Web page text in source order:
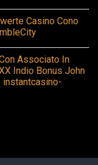
Casino Cono
Associato In
Indio Bonus John
instantcasino-